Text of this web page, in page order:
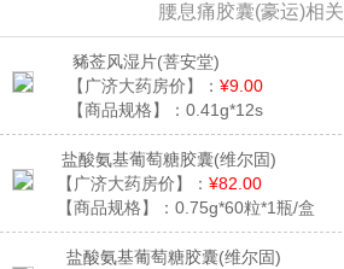
腰息痛胶囊(豪运)相
豨莶风湿片(菩安堂)
【广济大药房价】： ¥9.00
【商品规格】： 0.41g*12s
盐酸氨基葡萄糖胶囊(维尔固)
【广济大药房价】： ¥82.00
【商品规格】： 0.75g*60粒*1瓶/盒
盐酸氨基葡萄糖胶囊(维尔固)